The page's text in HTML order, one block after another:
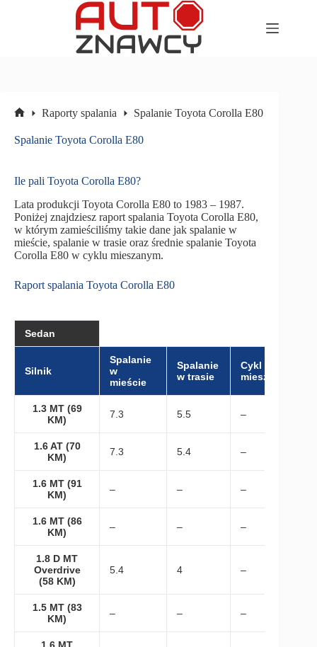
główna
Raporty spalania Spalanie Toyota Corolla E80
Spalanie Toyota Corolla E80
Ile pali Toyota Corolla E80?
Lata produkcji Toyota Corolla E80 to 1983 – 1987.
Poniżej znajdziesz raport spalania Toyota Corolla E80,
w którym zamieściliśmy takie dane jak spalanie w
mieście, spalanie w trasie oraz średnie spalanie Toyota
Corolla E80 w cyklu mieszanym.
Raport spalania Toyota Corolla E80
Sedan
Silnik
Spalanie
w
mieście
Spalanie
w trasie
Cykl
mieszany
1.3 MT (69
KM)
7.3 5.5 –
1.6 AT (70
KM)
7.3 5.4 –
1.6 MT (91
KM)
– – –
1.6 MT (86
KM)
– – –
1.8 D MT
Overdrive
(58 KM)
5.4 4 –
1.5 MT (83
KM)
– – –